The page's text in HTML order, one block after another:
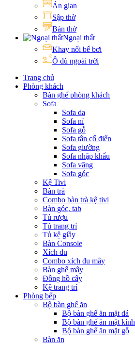
Án gian
Sập thờ
Bàn thờ
Ngoại thất
Khay nổi bể bơi
Ô dù ngoài trời
Trang chủ
Phòng khách
Bàn ghế phòng khách
Sofa
Sofa da
Sofa nỉ
Sofa gỗ
Sofa tân cổ điển
Sofa giường
Sofa nhập khẩu
Sofa văng
Sofa góc
Kệ Tivi
Bàn trà
Combo bàn trà kệ tivi
Bàn góc, tab
Tủ rượu
Tủ trang trí
Tủ kệ giầy
Bàn Console
Xích đu
Combo xích đu mây
Bàn ghế mây
Đồng hồ cây
Kệ trang trí
Phòng bếp
Bộ bàn ghế ăn
Bộ bàn ghế ăn mặt đá
Bộ bàn ghế ăn mặt kính
Bộ bàn ghế ăn mặt gỗ
Bàn ăn